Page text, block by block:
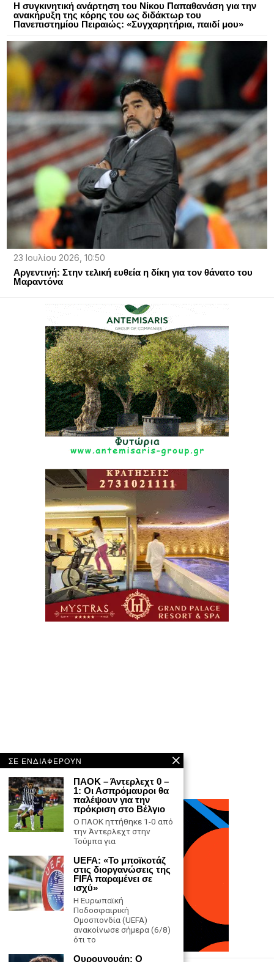
H συγκινητική ανάρτηση του Νίκου Παπαθανάση για την
ανακήρυξη της κόρης του ως διδάκτωρ του
Πανεπιστημίου Πειραιώς: «Συγχαρητήρια, παιδί μου»
23 Ιουλίου 2026, 10:50
Αργεντινή: Στην τελική ευθεία η δίκη για τον θάνατο του
Μαραντόνα
ΣΕ ΕΝΔΙΑΦΕΡΟΥΝ
ΠΑΟΚ – Άντερλεχτ 0 –
1: Οι Ασπρόμαυροι θα
παλέψουν για την
πρόκριση στο Βέλγιο
Ο ΠΑΟΚ ηττήθηκε 1-0 από
την Άντερλεχτ στην
Τούμπα για
UEFA: «Το μποϊκοτάζ
στις διοργανώσεις της
FIFA παραμένει σε
ισχύ»
Η Ευρωπαϊκή
Ποδοσφαιρική
Ομοσπονδία (UEFA)
ανακοίνωσε σήμερα (6/8)
ότι το
Ουρουγουάη: Ο